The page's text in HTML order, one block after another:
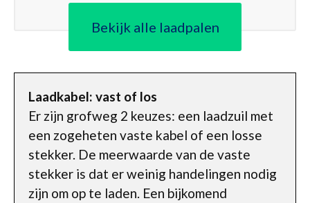
Bekijk alle laadpalen
Laadkabel: vast of los
Er zijn grofweg 2 keuzes: een laadzuil met
een zogeheten vaste kabel of een losse
stekker. De meerwaarde van de vaste
stekker is dat er weinig handelingen nodig
zijn om op te laden. Een bijkomend